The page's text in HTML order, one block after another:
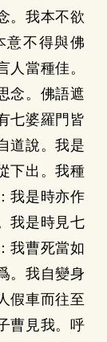
。我本不欲
意不得與佛
當種佳。
念。佛語遮
七婆羅門皆
道說。我是
下出。我種
我是時亦作
我是時見七
我曹死當如
。我自變身
假車而往至
曹見我。呼